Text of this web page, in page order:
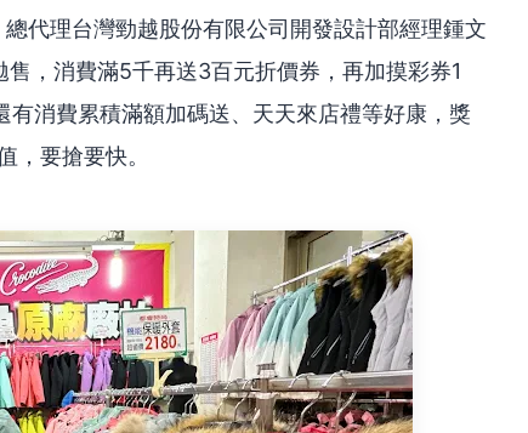
代理台灣勁越股份有限公司開發設計部經理鍾文
，消費滿5千再送3百元折價券，再加摸彩券1
消費累積滿額加碼送、天天來店禮等好康，獎
，要搶要快。